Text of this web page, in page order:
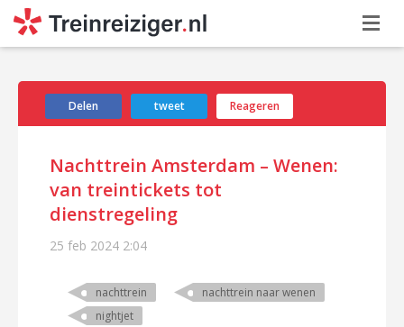
Delen tweet Reageren
Nachttrein Amsterdam – Wenen:
van treintickets tot
dienstregeling
25 feb 2024 2:04
nachttrein
nachttrein naar wenen
nightjet